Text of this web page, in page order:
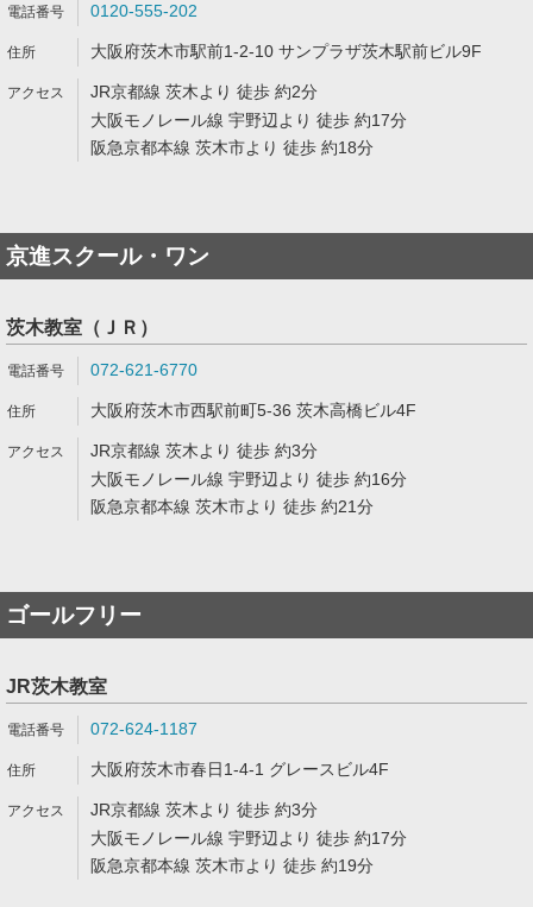
0120-555-202
大阪府茨木市駅前1-2-10 サンプラザ茨木駅前ビル9F
JR京都線 茨木より 徒歩 約2分
大阪モノレール線 宇野辺より 徒歩 約17分
阪急京都本線 茨木市より 徒歩 約18分
京進スクール・ワン
茨木教室（ＪＲ）
072-621-6770
大阪府茨木市西駅前町5-36 茨木高橋ビル4F
JR京都線 茨木より 徒歩 約3分
大阪モノレール線 宇野辺より 徒歩 約16分
阪急京都本線 茨木市より 徒歩 約21分
ゴールフリー
JR茨木教室
072-624-1187
大阪府茨木市春日1-4-1 グレースビル4F
JR京都線 茨木より 徒歩 約3分
大阪モノレール線 宇野辺より 徒歩 約17分
阪急京都本線 茨木市より 徒歩 約19分